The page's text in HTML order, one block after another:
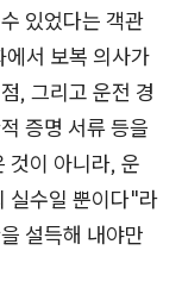
있었다는 객관
서 보복 의사가
, 그리고 운전 경
증명 서류 등을
것이 아니라, 운
실수일 뿐이다"라
설득해 내야만